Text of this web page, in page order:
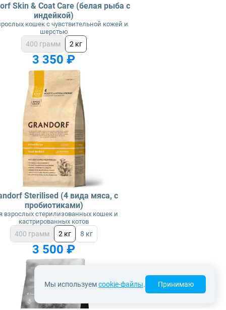
Skin & Coat Care (белая рыба с
индейкой)
кошек с чувствительной кожей и
шерстью
400 грамм 2 кг
3 350 ₽
Sterilised (4 вида мяса, с
пробиотиками)
взрослых стерилизованных кошек и
кастрированных котов
400 грамм 2 кг 8 кг
3 500 ₽
Мы используемcookie-файлы. Принимаю